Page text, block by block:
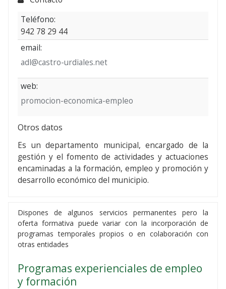
Teléfono:
942 78 29 44
email:
adl@castro-urdiales.net
web:
promocion-economica-empleo
Otros datos
Es un departamento municipal, encargado de la
gestión y el fomento de actividades y actuaciones
encaminadas a la formación, empleo y promoción y
desarrollo económico del municipio.
Dispones de algunos servicios permanentes pero la
oferta formativa puede variar con la incorporación de
programas temporales propios o en colaboración con
otras entidades
Programas experienciales de empleo
y formación